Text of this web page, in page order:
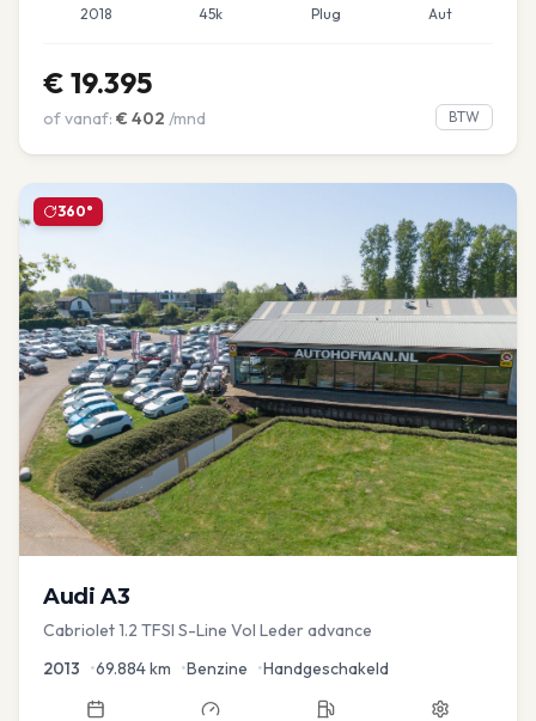
2018 45k Plug Aut
€ 19.395
of vanaf: € 402 /mnd BTW
360°
Audi A3
Cabriolet 1.2 TFSI S-Line Vol Leder advance
2013 •69.884km •Benzine •Handgeschakeld